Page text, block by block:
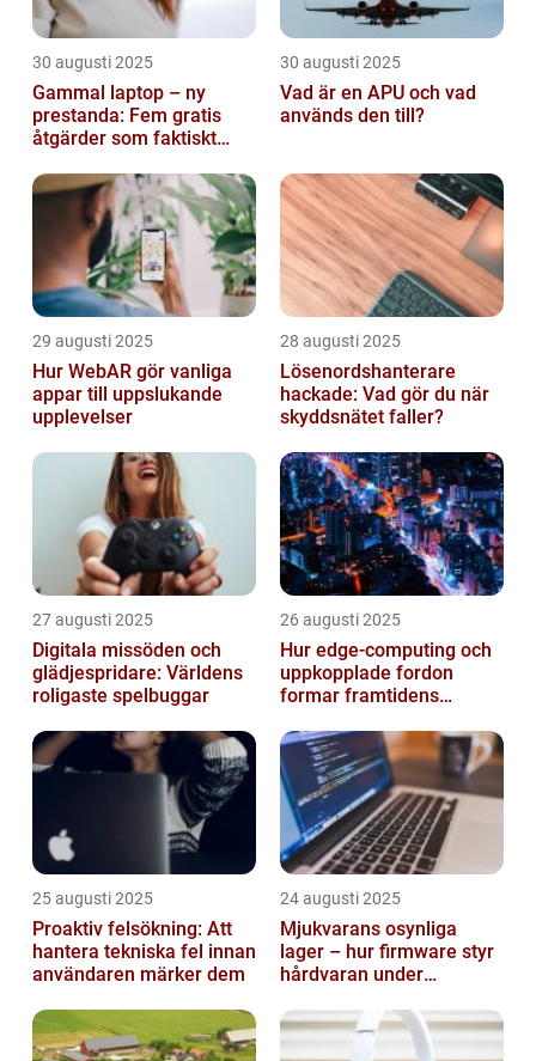
30 augusti 2025
Gammal laptop – ny
prestanda: Fem gratis
åtgärder som faktiskt
30 augusti 2025
Vad är en APU och vad
används den till?
29 augusti 2025
Hur WebAR gör vanliga
appar till uppslukande
upplevelser
28 augusti 2025
Lösenordshanterare
hackade: Vad gör du när
skyddsnätet faller?
27 augusti 2025
Digitala missöden och
glädjespridare: Världens
roligaste spelbuggar
26 augusti 2025
Hur edge‑computing och
uppkopplade fordon
formar framtidens
25 augusti 2025
Proaktiv felsökning: Att
hantera tekniska fel innan
användaren märker dem
24 augusti 2025
Mjukvarans osynliga
lager – hur firmware styr
hårdvaran under